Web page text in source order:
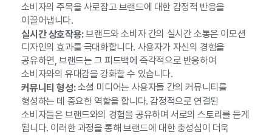
소비자의 주목을 사로잡고 브랜드에 대한 감정적 반응을
이끌어냅니다.
실시간 상호작용:브랜드와 소비자 간의 실시간 소통은 이모션
디자인의 효과를 극대화합니다. 사용자가 자신의 경험을
공유하면, 브랜드는 그 피드백에 즉각적으로 반응하여
소비자와의 유대감을 강화할 수 있습니다.
커뮤니티 형성:소셜 미디어는 사용자들 간의 커뮤니티를
형성하는 데 중요한 역할을 합니다. 감정적으로 연결된
소비자들은 브랜드와의 경험을 공유하며 서로의 스토리를 듣게
됩니다. 이러한 과정을 통해 브랜드에 대한 충성심이 더욱